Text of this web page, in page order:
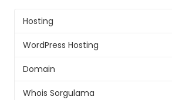
Hosting
WordPress Hosting
Domain
Whois Sorgulama